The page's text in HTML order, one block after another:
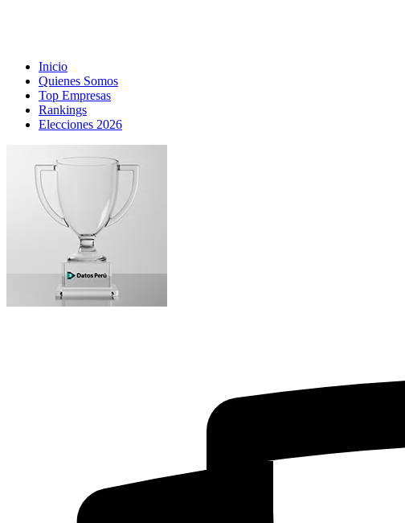
Inicio
Quienes Somos
Top Empresas
Rankings
Elecciones 2026